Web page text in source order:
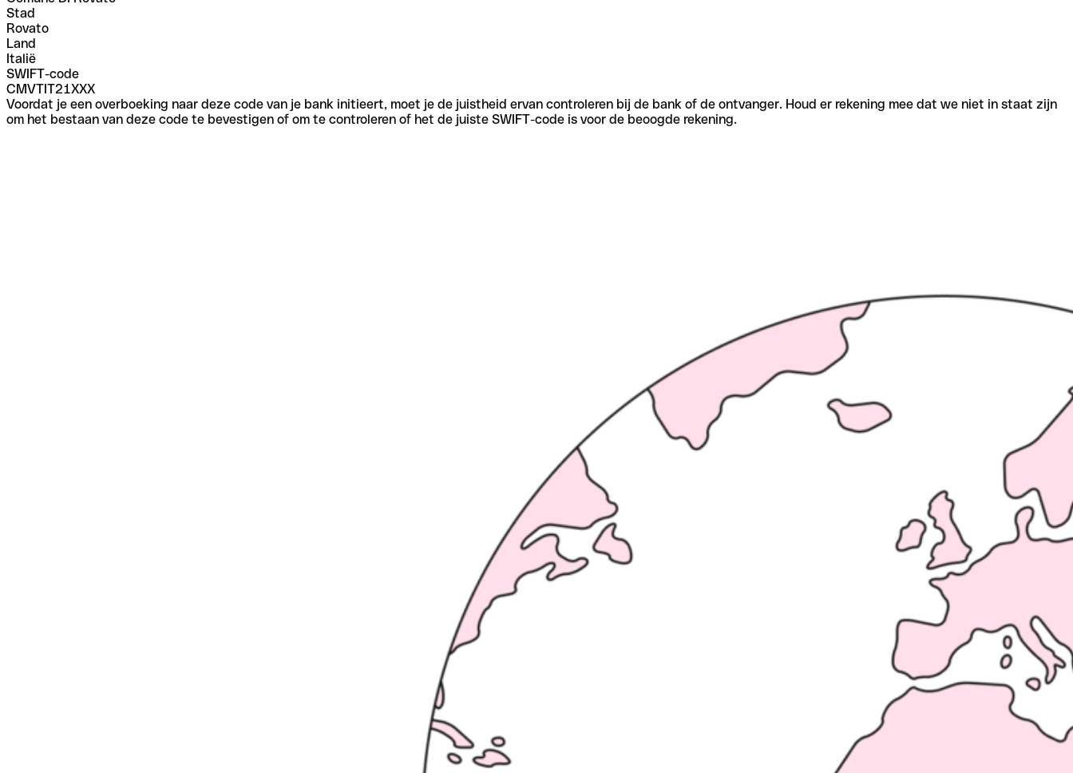
Stad
Rovato
Land
Italië
SWIFT-code
CMVTIT21XXX
Voordat je een overboeking naar deze code van je bank initieert, moet je de juistheid ervan controleren bij de bank of de ontvanger. Houd er rekening mee dat we niet in staat zijn
om het bestaan van deze code te bevestigen of om te controleren of het de juiste SWIFT-code is voor de beoogde rekening.